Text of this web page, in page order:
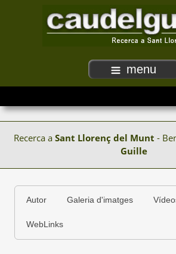
menu
Recerca a Sant Llorenç del Munt -
Guille
Autor Galeria d'imatges
WebLinks